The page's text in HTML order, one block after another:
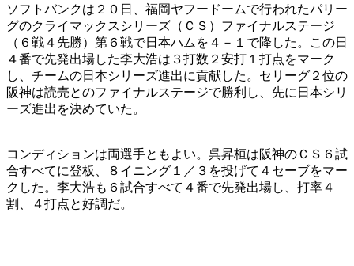
ソフトバンクは２０日、福岡ヤフードームで行われたパリー
グのクライマックスシリーズ（ＣＳ）ファイナルステージ
（６戦４先勝）第６戦で日本ハムを４－１で降した。この日
４番で先発出場した李大浩は３打数２安打１打点をマーク
し、チームの日本シリーズ進出に貢献した。セリーグ２位の
阪神は読売とのファイナルステージで勝利し、先に日本シリ
ーズ進出を決めていた。
コンディションは両選手ともよい。呉昇桓は阪神のＣＳ６試
合すべてに登板、８イニング１／３を投げて４セーブをマー
クした。李大浩も６試合すべて４番で先発出場し、打率４
割、４打点と好調だ。